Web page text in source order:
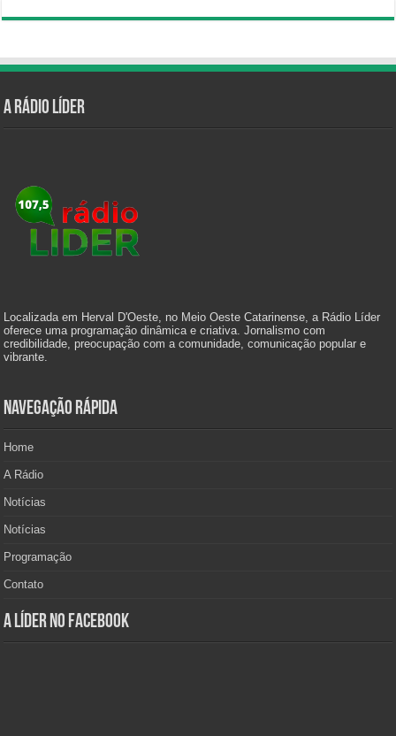
A Rádio Líder
Localizada em Herval D'Oeste, no Meio Oeste Catarinense, a Rádio Líder
oferece uma programação dinâmica e criativa. Jornalismo com
credibilidade, preocupação com a comunidade, comunicação popular e
vibrante.
Navegação Rápida
Home
A Rádio
Notícias
Notícias
Programação
Contato
A Líder no Facebook